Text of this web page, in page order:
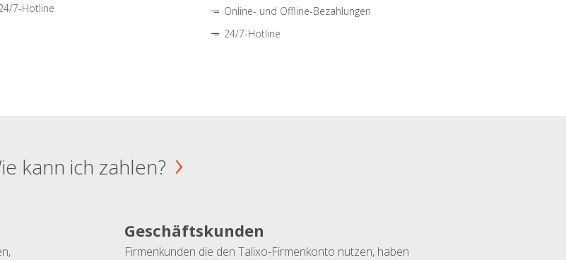
7-Hotline
Online- und Offline-Bezahlungen
24/7-Hotline
kann ich zahlen?
Geschäftskunden
Firmenkunden die den Talixo-Firmenkonto nutzen, haben